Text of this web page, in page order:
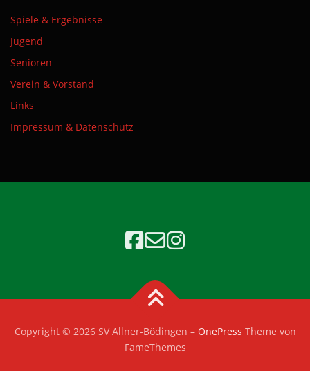
Spiele & Ergebnisse
Jugend
Senioren
Verein & Vorstand
Links
Impressum & Datenschutz
Copyright © 2026 SV Allner-Bödingen – OnePress Theme von
FameThemes